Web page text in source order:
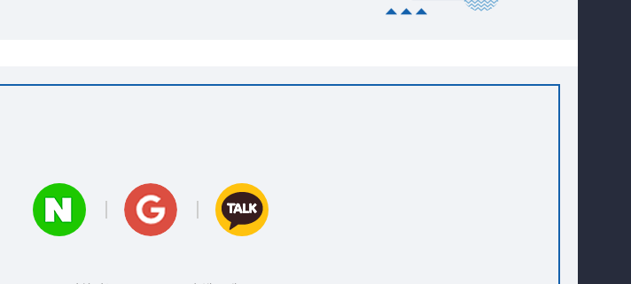
홈페이지가이드